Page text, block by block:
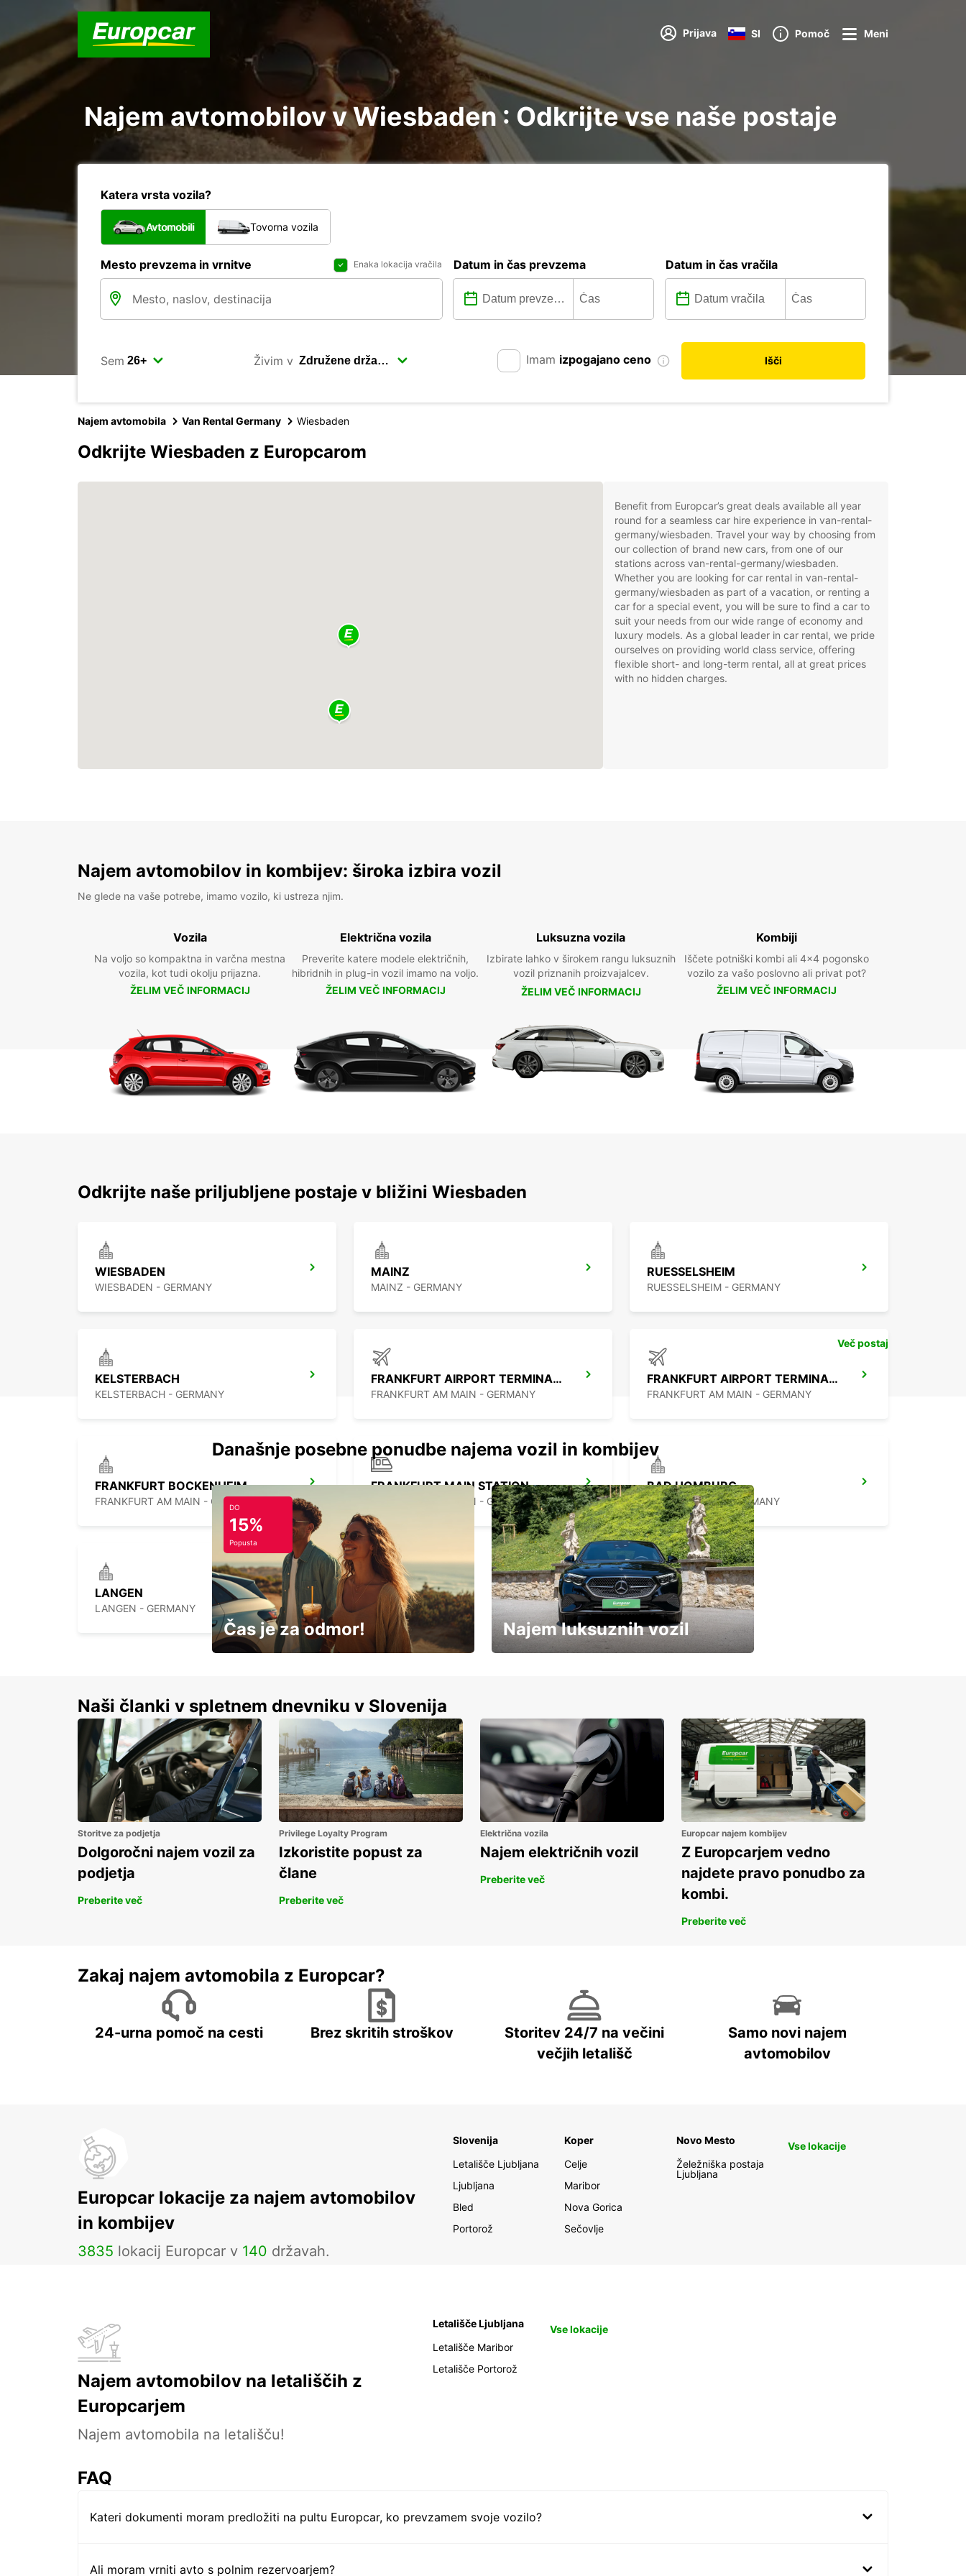
Prijava SI Pomoč Meni
Najem avtomobilov v Wiesbaden : Odkrijte vse naše postaje
Katera vrsta vozila?
Avtomobili Tovorna vozila
Mesto prevzema in vrnitve Enaka lokacija vračila Datum in čas prevzema Datum in čas vračila
Sem Živim v Imam izpogajano ceno Išči
Najem avtomobila Van Rental Germany Wiesbaden
Odkrijte Wiesbaden z Europcarom
Benefit from Europcar’s great deals available all year
round for a seamless car hire experience in van-rental-
germany/wiesbaden. Travel your way by choosing from
our collection of brand new cars, from one of our
stations across van-rental-germany/wiesbaden.
Whether you are looking for car rental in van-rental-
germany/wiesbaden as part of a vacation, or renting a
car for a special event, you will be sure to find a car to
suit your needs from our wide range of economy and
luxury models. As a global leader in car rental, we pride
ourselves on providing world class service, offering
flexible short- and long-term rental, all at great prices
with no hidden charges.
Najem avtomobilov in kombijev: široka izbira vozil
Ne glede na vaše potrebe, imamo vozilo, ki ustreza njim.
Vozila
Na voljo so kompaktna in varčna mestna
vozila, kot tudi okolju prijazna.
ŽELIM VEČ INFORMACIJ
Električna vozila
Preverite katere modele električnih,
hibridnih in plug-in vozil imamo na voljo.
ŽELIM VEČ INFORMACIJ
Luksuzna vozila
Izbirate lahko v širokem rangu luksuznih
vozil priznanih proizvajalcev.
ŽELIM VEČ INFORMACIJ
Kombiji
Iščete potniški kombi ali 4x4 pogonsko
vozilo za vašo poslovno ali privat pot?
ŽELIM VEČ INFORMACIJ
Odkrijte naše priljubljene postaje v bližini Wiesbaden
WIESBADEN
WIESBADEN - GERMANY
MAINZ
MAINZ - GERMANY
RUESSELSHEIM
RUESSELSHEIM - GERMANY
KELSTERBACH
KELSTERBACH - GERMANY
FRANKFURT AIRPORT TERMINAL 1
FRANKFURT AM MAIN - GERMANY
FRANKFURT AIRPORT TERMINAL 3
FRANKFURT AM MAIN - GERMANY
FRANKFURT BOCKENHEIM
FRANKFURT AM MAIN - GERMANY
FRANKFURT MAIN STATION
FRANKFURT AM MAIN - GERMANY
BAD HOMBURG
BAD HOMBURG - GERMANY
LANGEN
LANGEN - GERMANY
Več postaj
Današnje posebne ponudbe najema vozil in kombijev
DO
15%
Popusta
Čas je za odmor! Najem luksuznih vozil
Naši članki v spletnem dnevniku v Slovenija
Storitve za podjetja
Dolgoročni najem vozil za
podjetja
Preberite več
Privilege Loyalty Program
Izkoristite popust za
člane
Preberite več
Električna vozila
Najem električnih vozil
Preberite več
Europcar najem kombijev
Z Europcarjem vedno
najdete pravo ponudbo za
kombi.
Preberite več
Zakaj najem avtomobila z Europcar?
24-urna pomoč na cesti Brez skritih stroškov
Storitev 24/7 na večini
večjih letališč
Samo novi najem
avtomobilov
Europcar lokacije za najem avtomobilov
in kombijev
3835 lokacij Europcar v 140 državah.
Slovenija
Letališče Ljubljana
Ljubljana
Bled
Portorož
Koper
Celje
Maribor
Nova Gorica
Sečovlje
Novo Mesto
Želežniška postaja
Ljubljana
Vse lokacije
Najem avtomobilov na letališčih z
Europcarjem
Najem avtomobila na letališču!
Letališče Ljubljana
Letališče Maribor
Letališče Portorož
Vse lokacije
FAQ
Kateri dokumenti moram predložiti na pultu Europcar, ko prevzamem svoje vozilo?
Ali moram vrniti avto s polnim rezervoarjem?